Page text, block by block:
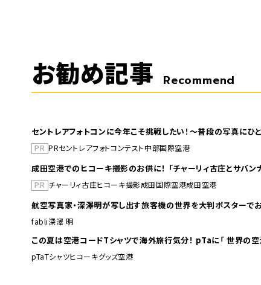
お勧め記事 Recommend
セントレアフォトコンに今年こそ挑戦したい！～普段の写真にひ
PR PRセントレアフォトコンテスト中部国際空港
成田空港でのヒコーキ撮影のお供に！ 「チャーリィ古庄とサバ
PR チャーリィ古庄ヒコーキ撮影成田国際空港成田空港
航空写真家・深澤明が写し出す旅客機の世界を大判ポスターでお
fabli深澤 明
この夏は空港コードTシャツで
pTaTシャツヒコーキグッズ空港